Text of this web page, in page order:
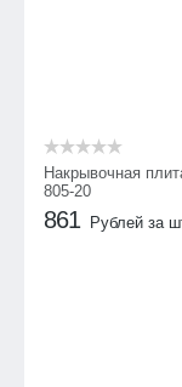
Накрывочная
805-20
861 Рублей за